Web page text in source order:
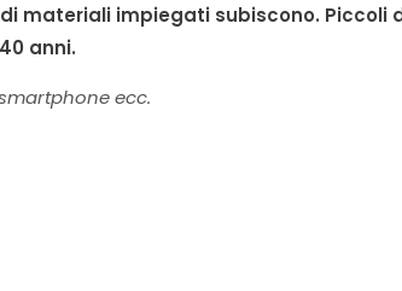
materiali impiegati subiscono.
anni.
ecc.